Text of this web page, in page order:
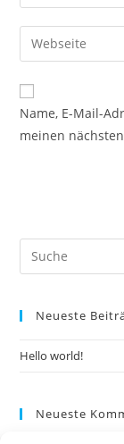
zum
Kommentieren
ein
deine
E-
Mail-
zum
Kommentieren
ein
Gib
deine
Website-
URL
Name, E-Mail-
meinen
Search
this
Neueste
Hello world!
Neueste